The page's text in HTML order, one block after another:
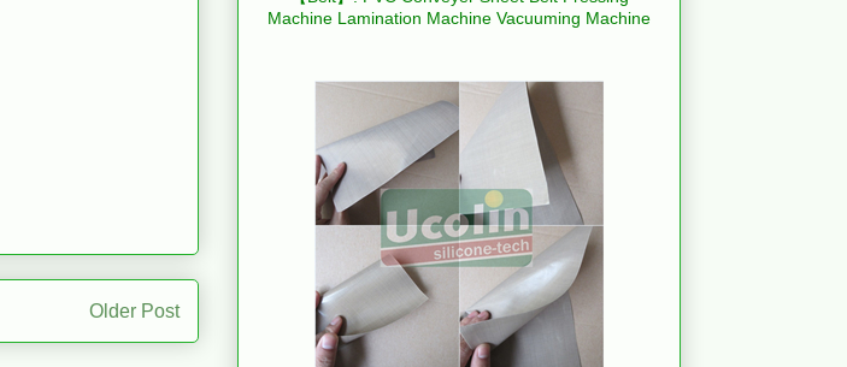
Older Post
Machine Lamination Machine Vacuuming Machine